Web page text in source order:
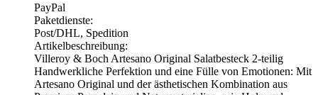
PayPal
Paketdienste:
Post/DHL, Spedition
Artikelbeschreibung:
Villeroy & Boch Artesano Original Salatbesteck 2-teilig
Handwerkliche Perfektion und eine Fülle von Emotionen: Mit
Artesano Original und der ästhetischen Kombination aus